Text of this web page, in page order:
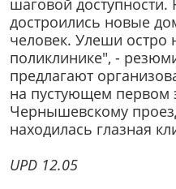
достроились новые
человек. Улеши остро
поликлинике", -
предлагают
на пустующем первом
Чернышевскому
находилась глазная
UPD 12.05